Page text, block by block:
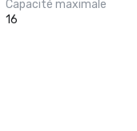
Capacité maximale
16